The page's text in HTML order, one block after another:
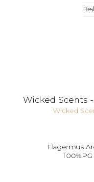
Wicked Scents
Wicked
Flagermus
100%PG